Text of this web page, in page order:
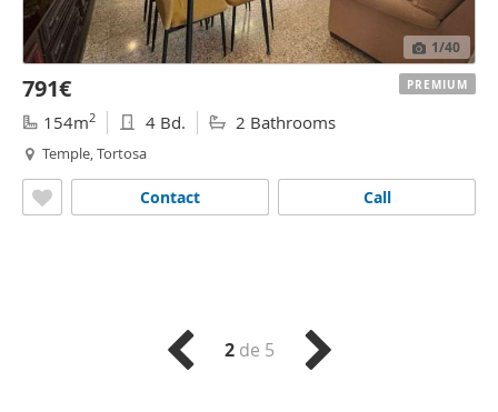
1/40
791€
154m2 4 Bd. 2 Bathrooms
Temple, Tortosa
Call
Contact
PREMIUM
2de 5